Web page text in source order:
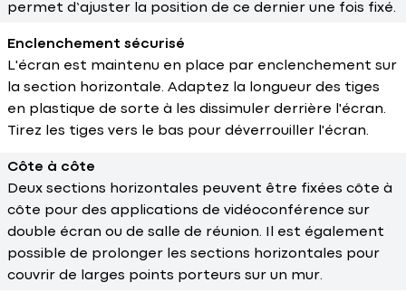
permet d’ajuster la position de ce dernier une fois fixé.
Enclenchement sécurisé
L'écran est maintenu en place par enclenchement sur
la section horizontale. Adaptez la longueur des tiges
en plastique de sorte à les dissimuler derrière l'écran.
Tirez les tiges vers le bas pour déverrouiller l'écran.
Côte à côte
Deux sections horizontales peuvent être fixées côte à
côte pour des applications de vidéoconférence sur
double écran ou de salle de réunion. Il est également
possible de prolonger les sections horizontales pour
couvrir de larges points porteurs sur un mur.